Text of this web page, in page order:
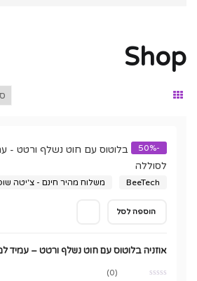
Shop
BeeTech משלוח מהיר חינם - צ'יטה שופס
הוספה לסל
אוזניה בלוטוס עם חוט נשלף ורטט – עמיד